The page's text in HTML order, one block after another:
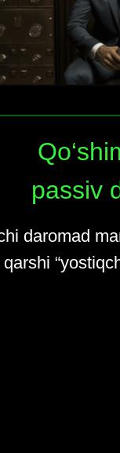
passiv
daromad
qarshi